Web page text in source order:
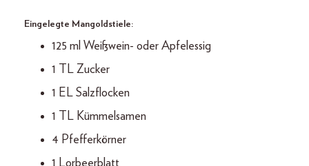
Eingelegte Mangoldstiele:
125 ml Weißwein- oder Apfelessig
1 TL Zucker
1 EL Salzflocken
1 TL Kümmelsamen
4 Pfefferkörner
1 Lorbeerblatt